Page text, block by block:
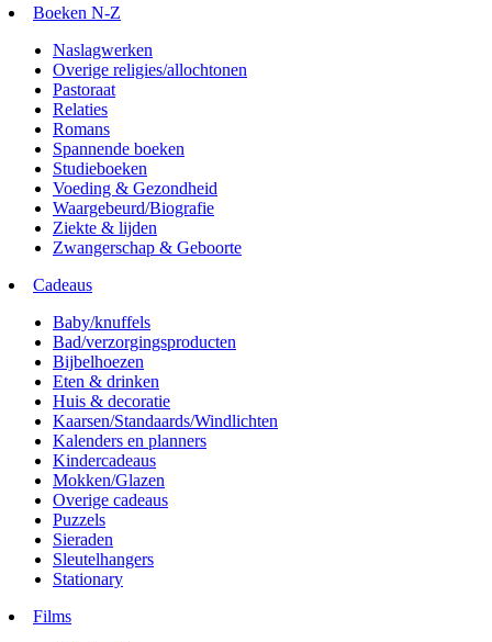
Boeken N-Z
Naslagwerken
Overige religies/allochtonen
Pastoraat
Relaties
Romans
Spannende boeken
Studieboeken
Voeding & Gezondheid
Waargebeurd/Biografie
Ziekte & lijden
Zwangerschap & Geboorte
Cadeaus
Baby/knuffels
Bad/verzorgingsproducten
Bijbelhoezen
Eten & drinken
Huis & decoratie
Kaarsen/Standaards/Windlichten
Kalenders en planners
Kindercadeaus
Mokken/Glazen
Overige cadeaus
Puzzels
Sieraden
Sleutelhangers
Stationary
Films